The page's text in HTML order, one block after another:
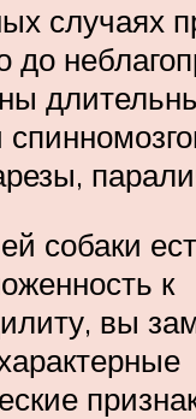
случаях
до
собаки
к
вы